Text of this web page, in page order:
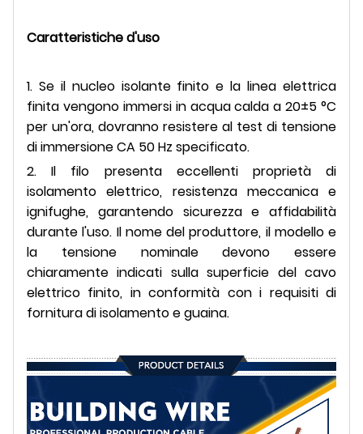
Caratteristiche d'uso
1. Se il nucleo isolante finito e la linea elettrica
finita vengono immersi in acqua calda a 20±5 °C
per un'ora, dovranno resistere al test di tensione
di immersione CA 50 Hz specificato.
2. Il filo presenta eccellenti proprietà di
isolamento elettrico, resistenza meccanica e
ignifughe, garantendo sicurezza e affidabilità
durante l'uso. Il nome del produttore, il modello e
la tensione nominale devono essere
chiaramente indicati sulla superficie del cavo
elettrico finito, in conformità con i requisiti di
fornitura di isolamento e guaina.